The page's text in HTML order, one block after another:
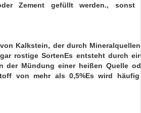
Zement gefüllt werden., sonst
Kalkstein, der durch
rostige SortenEs entsteht durch
der Mündung einer heißen Quelle
von mehr als 0,5%Es wird